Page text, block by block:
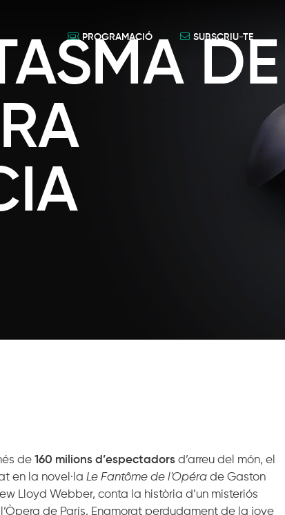
SUBSCRIU-TE
PROGRAMACIÓ
DE
de 160 milions d’espectadors d’arreu del món, el
en la novel·la Le Fantôme de l'Opéra de Gaston
Lloyd Webber, conta la història d’un misteriós
de París. Enamorat perdudament de la jove